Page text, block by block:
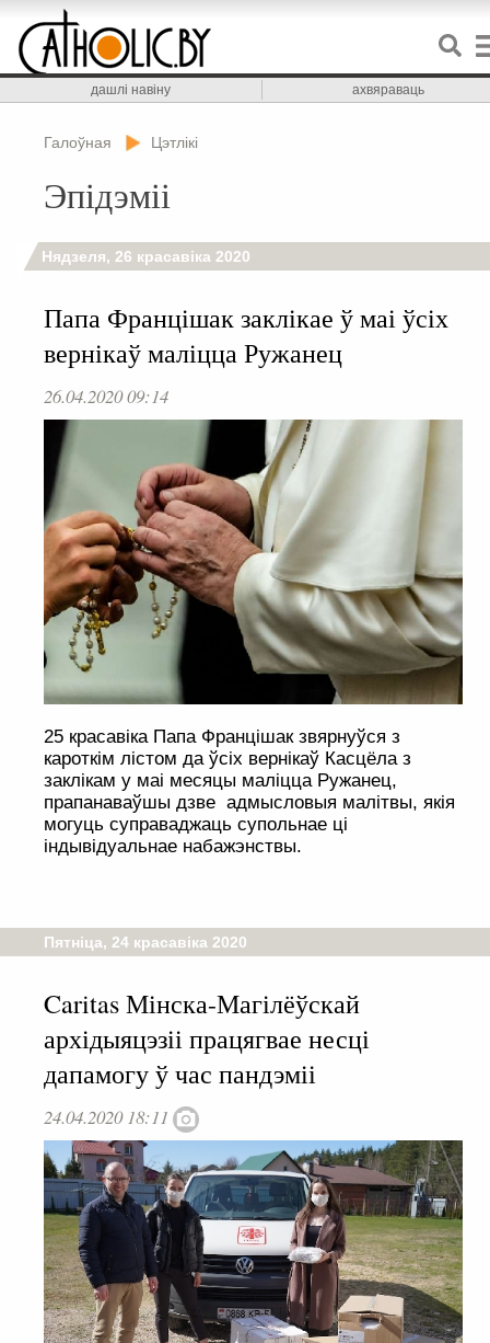
дашлі навіну ахвяраваць
Галоўная Цэтлікі
Эпідэміі
Нядзеля, 26 красавіка 2020
Папа Францішак заклікае ў маі ўсіх
вернікаў маліцца Ружанец
26.04.2020 09:14
25 красавіка Папа Францішак звярнуўся з
кароткім лістом да ўсіх вернікаў Касцёла з
заклікам у маі месяцы маліцца Ружанец,
прапанаваўшы дзве адмысловыя малітвы, якія
могуць суправаджаць супольнае ці
індывідуальнае набажэнствы.
Пятніца, 24 красавіка 2020
Caritas Мінска-Магілёўскай
архідыяцэзіі працягвае несці
дапамогу ў час пандэміі
24.04.2020 18:11